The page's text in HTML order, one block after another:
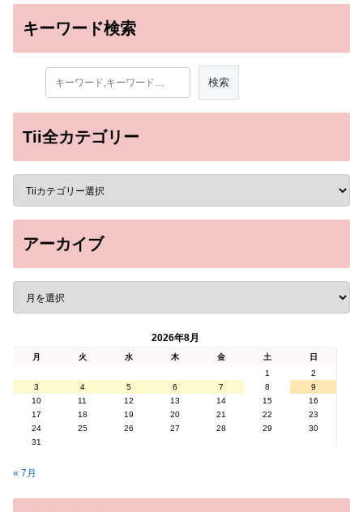
キーワード検索
Tii全カテゴリー
アーカイブ
2026年8月
月 火 水 木 金 土
日
1
2
3
4 5 6 7 8
9
10
11 12 13 14 15
16
17
18 19 20 21 22
23
24
25 26 27 28 29
30
31
« 7月